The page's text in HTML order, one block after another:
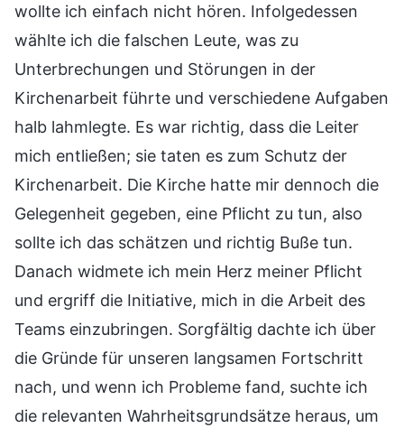
wollte ich einfach nicht hören. Infolgedessen
wählte ich die falschen Leute, was zu
Unterbrechungen und Störungen in der
Kirchenarbeit führte und verschiedene Aufgaben
halb lahmlegte. Es war richtig, dass die Leiter
mich entließen; sie taten es zum Schutz der
Kirchenarbeit. Die Kirche hatte mir dennoch die
Gelegenheit gegeben, eine Pflicht zu tun, also
sollte ich das schätzen und richtig Buße tun.
Danach widmete ich mein Herz meiner Pflicht
und ergriff die Initiative, mich in die Arbeit des
Teams einzubringen. Sorgfältig dachte ich über
die Gründe für unseren langsamen Fortschritt
nach, und wenn ich Probleme fand, suchte ich
die relevanten Wahrheitsgrundsätze heraus, um